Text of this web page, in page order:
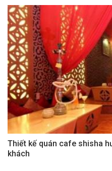
Thiết kế quán cafe shisha
khách